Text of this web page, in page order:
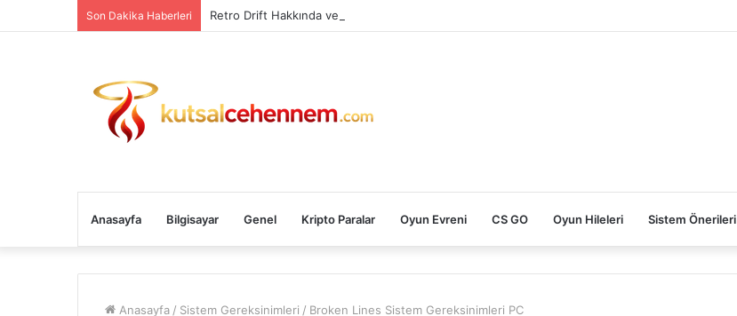
Son Dakika Haberleri Retro Drift Hakkında ve Sistem Gereksinimleri
Anasayfa Bilgisayar Genel Kripto Paralar Oyun Evreni CS GO Oyun Hileleri Sistem Önerileri
Anasayfa / Sistem Gereksinimleri / Broken Lines Sistem Gereksinimleri PC